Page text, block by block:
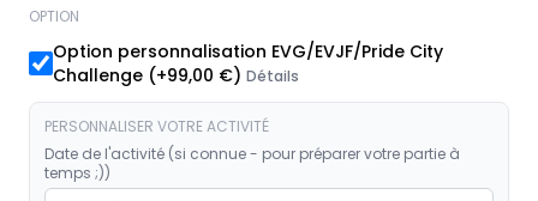
OPTION
Option personnalisation EVG/EVJF/Pride City
Challenge (+99,00 €) Détails
PERSONNALISER VOTRE ACTIVITÉ
Date de l'activité (si connue - pour préparer votre partie à
temps ;))